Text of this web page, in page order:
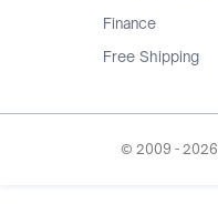
Finance
Free Shipping
© 2009 - 2026